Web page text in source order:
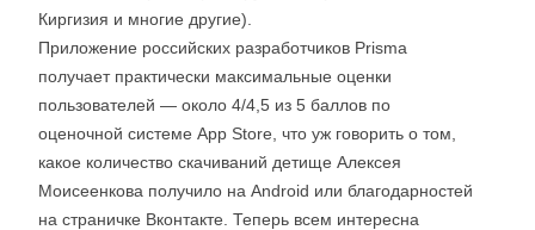
Киргизия и многие другие).
Приложение российских разработчиков Prisma
получает практически максимальные оценки
пользователей — около 4/4,5 из 5 баллов по
оценочной системе App Store, что уж говорить о том,
какое количество скачиваний детище Алексея
Моисеенкова получило на Android или благодарностей
на страничке Вконтакте. Теперь всем интересна